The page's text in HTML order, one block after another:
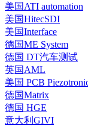
美国ATI automation
美国HitecSDI
美国Interface
德国ME System
德国 DT汽车测试
英国AML
美国 PCB
德国Matrix
德国 HGE
意大利GIVI